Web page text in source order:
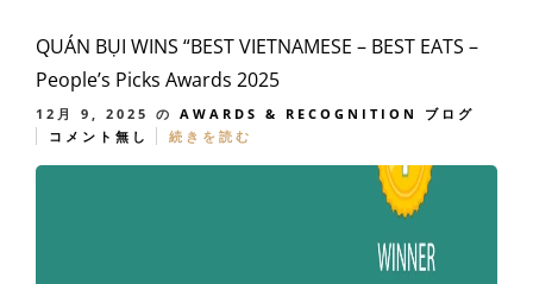
QUÁN BỤI WINS “BEST VIETNAMESE – BEST EATS –
People’s Picks Awards 2025
12月 9, 2025 の AWARDS & RECOGNITION
ブログ
コメント無し
続きを読む